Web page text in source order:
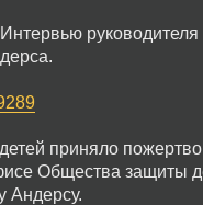
приняло
Общества защиты
Андерсу.